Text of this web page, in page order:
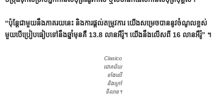
“ប៉ុន្តែជាមួយនឹងភាគរយនេះ និងការផ្តល់តម្រូវការ យើងសម្រេចបាននូវចំណូលខ្ពស់
មួយបើប្រៀបធៀបទៅនឹងឆ្នាំមុនគឺ 13.8 លានអឺរ៉ូ។ យើងនឹងលើសពី 16 លានអឺរ៉ូ” ។
Clasico
ជោគជ័យ
ទាំងលើ
និងក្រៅ
ទីលាន។